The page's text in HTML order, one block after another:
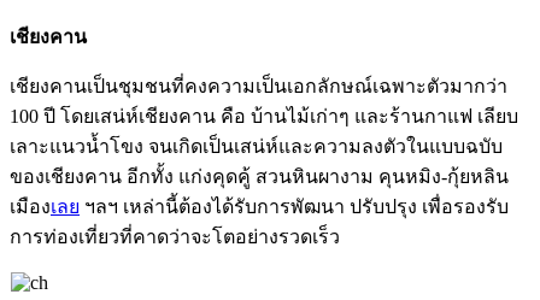
เชียงคาน
เชียงคานเป็นชุมชนที่คงความเป็นเอกลักษณ์เฉพาะตัวมากว่า
100 ปี โดยเสน่ห์เชียงคาน คือ บ้านไม้เก่าๆ และร้านกาแฟ เลียบ
เลาะแนวน้ำโขง จนเกิดเป็นเสน่ห์และความลงตัวในแบบฉบับ
ของเชียงคาน อีกทั้ง แก่งคุดคู้ สวนหินผางาม คุนหมิง-กุ้ยหลิน
เมืองเลย ฯลฯ เหล่านี้ต้องได้รับการพัฒนา ปรับปรุง เพื่อรองรับ
การท่องเที่ยวที่คาดว่าจะโตอย่างรวดเร็ว